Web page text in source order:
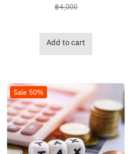
฿4,000
Add to cart
Sale 50%